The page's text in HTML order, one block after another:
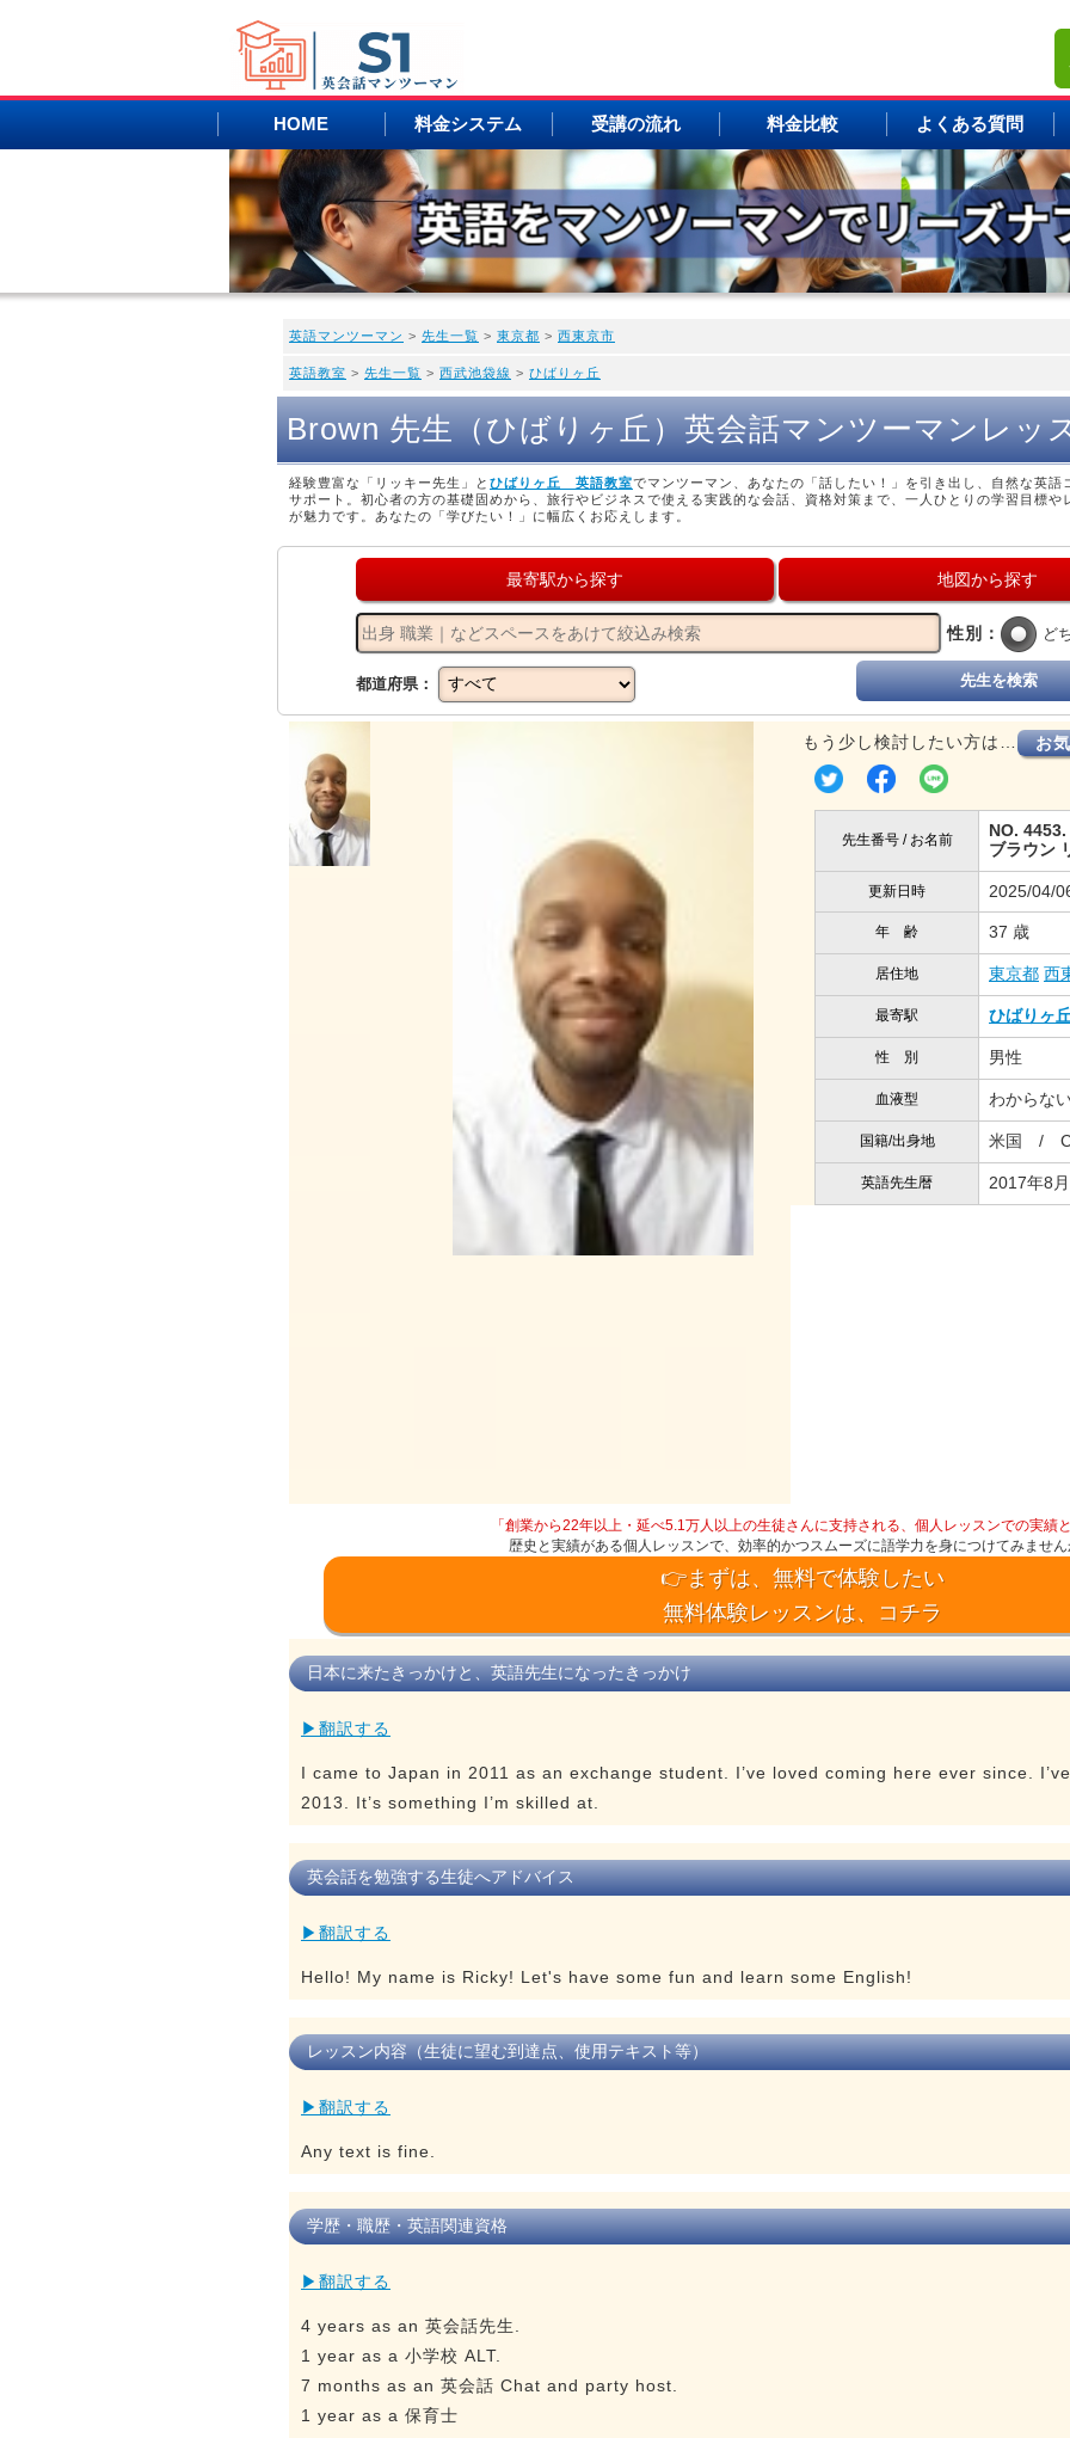
HOME 料金システム 受講の流れ 料金比較 よくある質問
英語マンツーマン > 先生一覧 > 東京都 > 西東京市
英語教室 > 先生一覧 > 西武池袋線 > ひばりヶ丘
Brown 先生（ひばりヶ丘）英会話マンツーマンレッ
経験豊富な「リッキー先生」と ひばりヶ丘 英語教室でマンツーマン、あなたの「話したい！」を引き出し、自然な英
サポート。初心者の方の基礎固めから、旅行やビジネスで使える実践的な会話、資格対策まで、一人ひとりの学習目標
が魅力です。あなたの「学びたい！」に幅広くお応えします。
最寄駅から探す 地図から探す
性別： ど
都道府県： 先生を検索
もう少し検討したい方は… お
先生番号 / お名前
NO.
ブラウン
更新日時 2025/04/
年 齢 37 歳
居住地 東京都 西
最寄駅 ひばりヶ
性 別 男性
血液型 わからな
国籍/出身地 米国 /
英語先生暦 2017年8月
「創業から22年以上・延べ5.1万人以上の生徒さんに支持される、個人レッスンでの実績
歴史と実績がある個人レッスンで、効率的かつスムーズに語学力を身につけてみませ
👉まずは、無料で体験したい
無料体験レッスンは、コチラ
日本に来たきっかけと、英語先生になったきっかけ
▶翻訳する
I came to Japan in 2011 as an exchange student. I’ve loved coming here ever since.
2013. It’s something I’m skilled at.
英会話を勉強する生徒へアドバイス
▶翻訳する
Hello! My name is Ricky! Let's have some fun and learn some English!
レッスン内容（生徒に望む到達点、使用テキスト等）
▶翻訳する
Any text is fine.
学歴・職歴・英語関連資格
▶翻訳する
4 years as an 英会話先生.
1 year as a 小学校 ALT.
7 months as an 英会話 Chat and party host.
1 year as a 保育士